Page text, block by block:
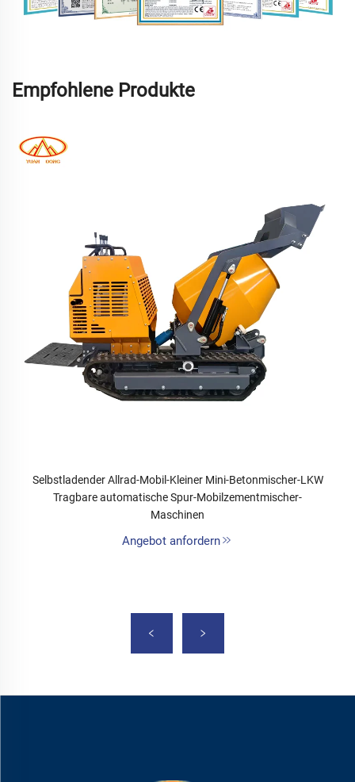
Empfohlene Produkte
Selbstladender Allrad-Mobil-Kleiner Mini-Betonmischer-LKW
Tragbare automatische Spur-Mobilzementmischer-
Maschinen
Angebot anfordern